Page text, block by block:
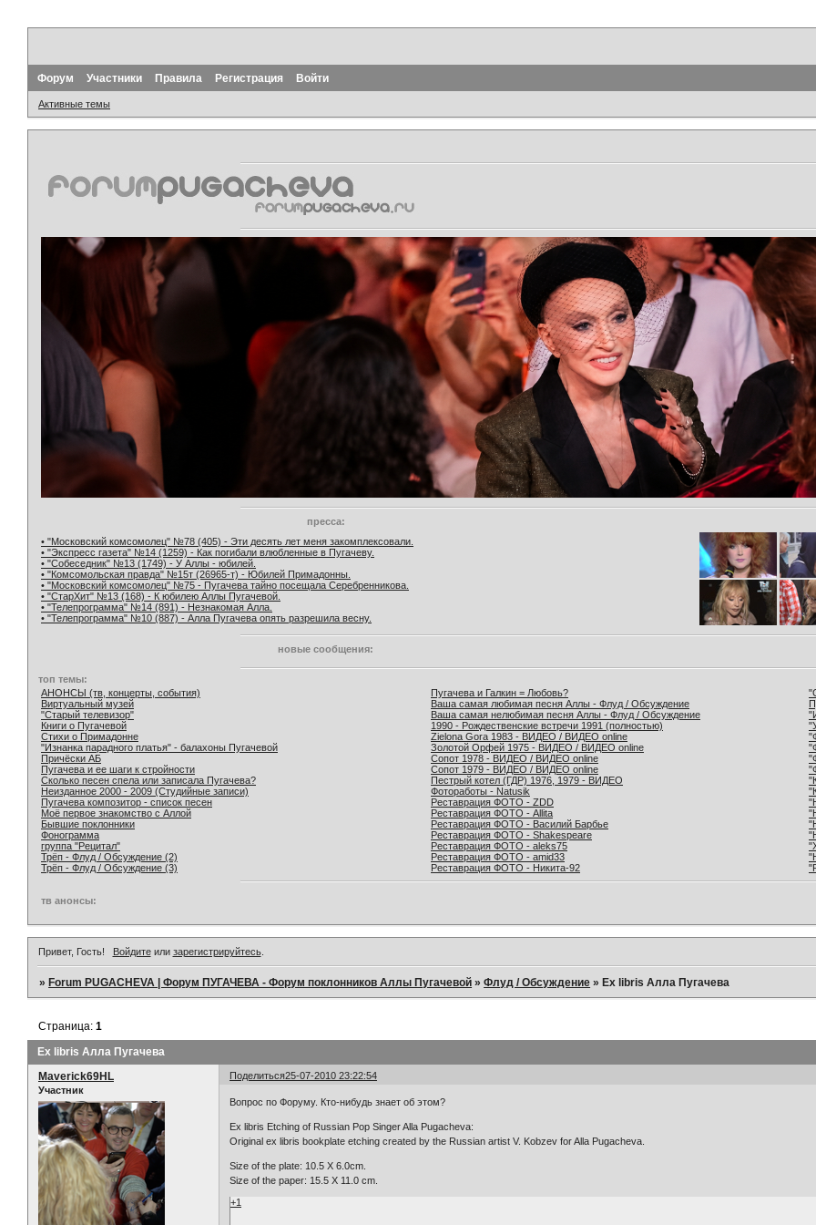
Форум Участники Правила Регистрация Войти
Активные темы
пресса:
• "Московский комсомолец" №78 (405) - Эти десять лет меня закомплексовали.
• "Экспресс газета" №14 (1259) - Как погибали влюбленные в Пугачеву.
• "Собеседник" №13 (1749) - У Аллы - юбилей.
• "Комсомольская правда" №15т (26965-т) - Юбилей Примадонны.
• "Московский комсомолец" №75 - Пугачева тайно посещала Серебренникова.
• "СтарХит" №13 (168) - К юбилею Аллы Пугачевой.
• "Телепрограмма" №14 (891) - Незнакомая Алла.
• "Телепрограмма" №10 (887) - Алла Пугачева опять разрешила весну.
новые сообщения:
топ темы:
АНОНСЫ (тв, концерты, события)
Виртуальный музей
"Старый телевизор"
Книги о Пугачевой
Стихи о Примадонне
"Изнанка парадного платья" - балахоны Пугачевой
Причёски АБ
Пугачева и ее шаги к стройности
Сколько песен спела или записала Пугачева?
Неизданное 2000 - 2009 (Студийные записи)
Пугачева композитор - список песен
Моё первое знакомство с Аллой
Бывшие поклонники
Фонограмма
группа "Рецитал"
Трёп - Флуд / Обсуждение (2)
Трёп - Флуд / Обсуждение (3)
Пугачева и Галкин = Любовь?
Ваша самая любимая песня Аллы - Флуд / Обсуждение
Ваша самая нелюбимая песня Аллы - Флуд / Обсуждение
1990 - Рождественские встречи 1991 (полностью)
Zielona Gora 1983 - ВИДЕО / ВИДЕО online
Золотой Орфей 1975 - ВИДЕО / ВИДЕО online
Сопот 1978 - ВИДЕО / ВИДЕО online
Сопот 1979 - ВИДЕО / ВИДЕО online
Пестрый котел (ГДР) 1976, 1979 - ВИДЕО
Фотоработы - Natusik
Реставрация ФОТО - ZDD
Реставрация ФОТО - Allita
Реставрация ФОТО - Василий Барбье
Реставрация ФОТО - Shakespeare
Реставрация ФОТО - aleks75
Реставрация ФОТО - amid33
Реставрация ФОТО - Никита-92
тв анонсы:
Привет, Гость! Войдитеили зарегистрируйтесь.
»Forum PUGACHEVA | Форум ПУГАЧЕВА - Форум поклонников Аллы Пугачевой »Флуд / Обсуждение »Ex libris Алла Пугачева
Ex libris Алла Пугачева
Страница:1
Поделиться25-07-2010 23:22:54
Maverick69HL
Участник
Вопрос по Форуму. Кто-нибудь знает об этом?
Ex libris Etching of Russian Pop Singer Alla Pugacheva:
Original ex libris bookplate etching created by the Russian artist V. Kobzev for Alla Pugacheva.
Size of the plate: 10.5 X 6.0cm.
Size of the paper: 15.5 X 11.0 cm.
+1